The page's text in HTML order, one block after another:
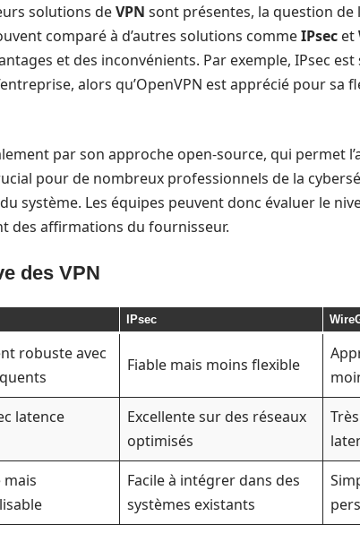
solutions deVPN sont présentes, la question de
comparé à d’autres solutions commeIPsec et
et des inconvénients. Par exemple, IPsec
alors qu’OpenVPN est apprécié pour sa
par son approche open-source, qui permet
pour de nombreux professionnels de la
système. Les équipes peuvent donc évaluer le
des affirmations du fournisseur.
des VPN
IPsec
robuste avec
Fiable mais moins flexible
latence
Excellente sur des réseaux
optimisés
mais
Facile à intégrer dans des
systèmes existants